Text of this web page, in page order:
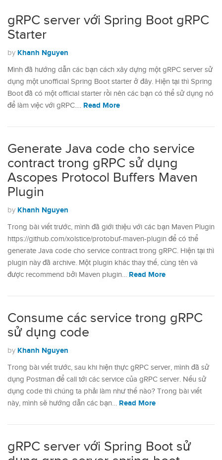
gRPC server với Spring Boot gRPC
Starter
by Khanh Nguyen
Mình đã hướng dẫn các bạn cách xây dựng một gRPC server sử
dụng một unofficial Spring Boot starter ở đây. Hiện tại thì Spring
Boot đã có một official starter rồi nên các bạn có thể sử dụng nó
để làm việc với gRPC.… Read More
Generate Java code cho service
contract trong gRPC sử dụng
Ascopes Protocol Buffers Maven
Plugin
by Khanh Nguyen
Trong bài viết trước, mình đã giới thiệu với các bạn Maven Plugin
https://github.com/xolstice/protobuf-maven-plugin để có thể
generate Java code cho service contract trong gRPC. Hiện tại thì
plugin này đã archive. Một plugin khác thay thế, cùng tên và
được recommend bởi Maven plugin… Read More
Consume các service trong gRPC
sử dụng code
by Khanh Nguyen
Trong bài viết trước, sau khi hiện thực gRPC server, mình đã sử
dụng Postman để call tới các service của gRPC server. Nếu sử
dụng code thì chúng ta phải làm như thế nào? Trong bài viết
này, mình sẽ hướng dẫn các bạn… Read More
gRPC server với Spring Boot sử